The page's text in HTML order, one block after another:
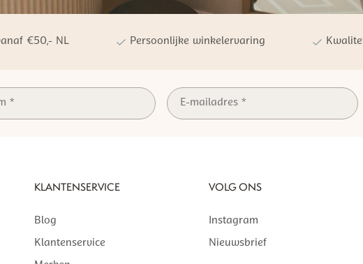
€50,- NL Persoonlijke winkelervaring
KLANTENSERVICE
Blog
Klantenservice
VOLG ONS
Instagram
Nieuwsbrief